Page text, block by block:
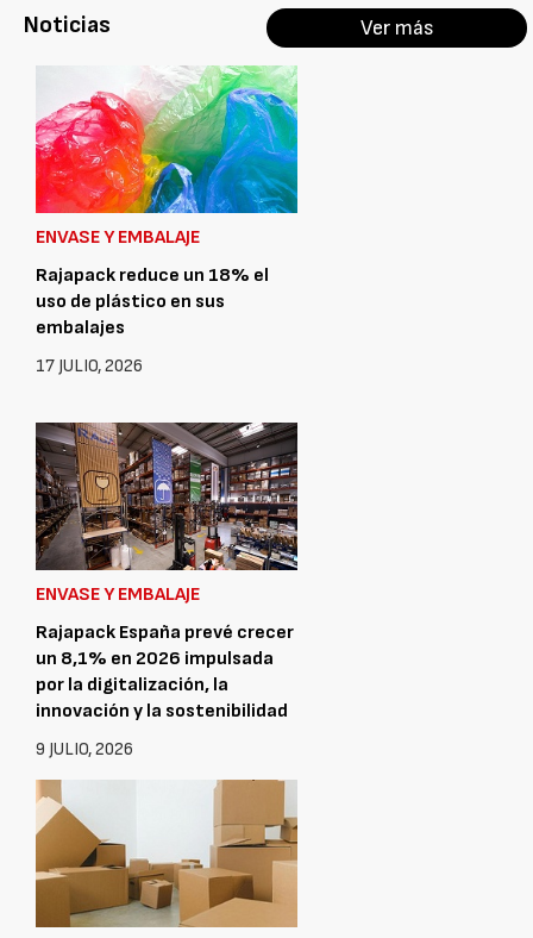
Noticias Ver más
ENVASE Y EMBALAJE
Rajapack reduce un 18% el
uso de plástico en sus
embalajes
17 JULIO, 2026
ENVASE Y EMBALAJE
Rajapack España prevé crecer
un 8,1% en 2026 impulsada
por la digitalización, la
innovación y la sostenibilidad
9 JULIO, 2026